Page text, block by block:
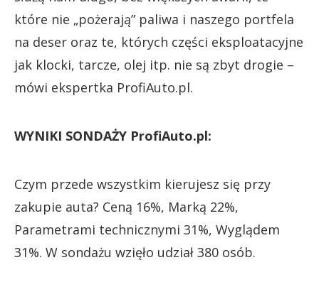
które nie „pożerają” paliwa i naszego portfela
na deser oraz te, których części eksploatacyjne
jak klocki, tarcze, olej itp. nie są zbyt drogie –
mówi ekspertka ProfiAuto.pl.
WYNIKI SONDAŻY ProfiAuto.pl:
Czym przede wszystkim kierujesz się przy
zakupie auta? Ceną 16%, Marką 22%,
Parametrami technicznymi 31%, Wyglądem
31%. W sondażu wzięło udział 380 osób.